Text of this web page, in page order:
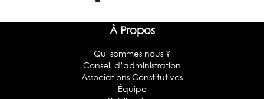
À Propos
Qui sommes nous ?
Conseil d’administration
Associations Constitutives
Équipe